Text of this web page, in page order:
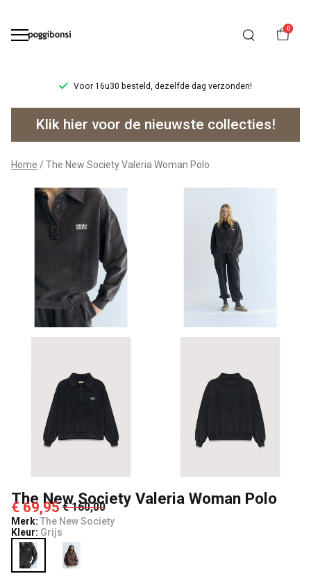
0
Voor 16u30 besteld, dezelfde dag verzonden!
The
New
Society
Valeria
Woman
Poggibonsi
Klik hier voor de nieuwste collecties!
Home The New Society Valeria Woman Polo
The New Society Valeria Woman Polo
€ 69,95 € 160,00
Merk: The New Society
Kleur: Grijs